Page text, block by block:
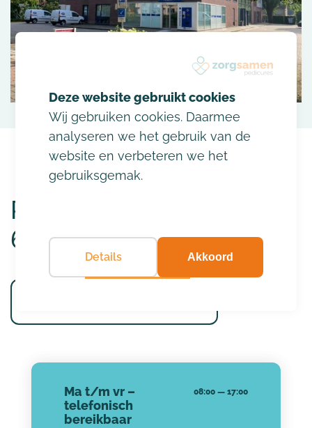
Rozendaalselaan 34
6881 LD, Velp
Ma t/m vr –
telefonisch
bereikbaar
08:00 — 17:00
Wij gebruiken cookies. Daarmee
analyseren we het gebruik van de
website en verbeteren we het
gebruiksgemak.
Details Akkoord